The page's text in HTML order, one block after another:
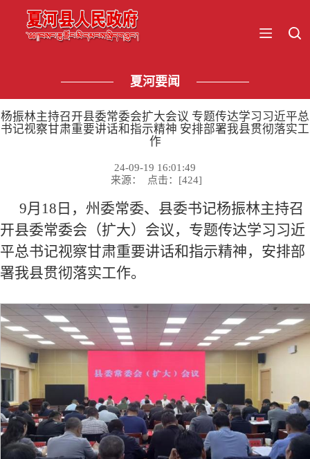
夏河要闻
杨振林主持召开县委常委会扩大会议 专题传达学习习近平总
书记视察甘肃重要讲话和指示精神 安排部署我县贯彻落实工
作
24-09-19 16:01:49
来源： 点击：[424]
9月18日，州委常委、县委书记杨振林主持召
开县委常委会（扩大）会议，专题传达学习习近
平总书记视察甘肃重要讲话和指示精神，安排部
署我县贯彻落实工作。